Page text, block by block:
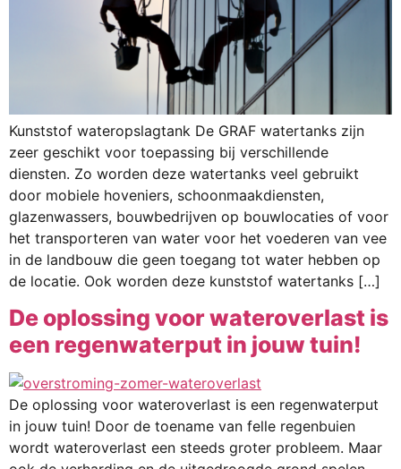
Kunststof wateropslagtank De GRAF watertanks zijn
zeer geschikt voor toepassing bij verschillende
diensten. Zo worden deze watertanks veel gebruikt
door mobiele hoveniers, schoonmaakdiensten,
glazenwassers, bouwbedrijven op bouwlocaties of voor
het transporteren van water voor het voederen van vee
in de landbouw die geen toegang tot water hebben op
de locatie. Ook worden deze kunststof watertanks […]
De oplossing voor wateroverlast is
een regenwaterput in jouw tuin!
De oplossing voor wateroverlast is een regenwaterput
in jouw tuin! Door de toename van felle regenbuien
wordt wateroverlast een steeds groter probleem. Maar